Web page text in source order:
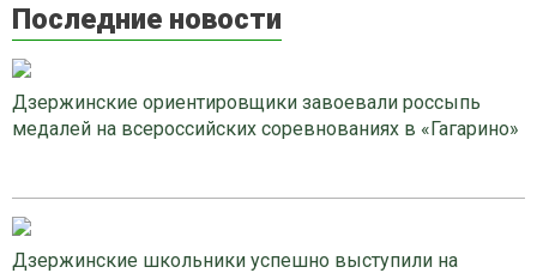
Последние новости
Дзержинские ориентировщики завоевали россыпь
медалей на всероссийских соревнованиях в «Гагарино»
Дзержинские школьники успешно выступили на